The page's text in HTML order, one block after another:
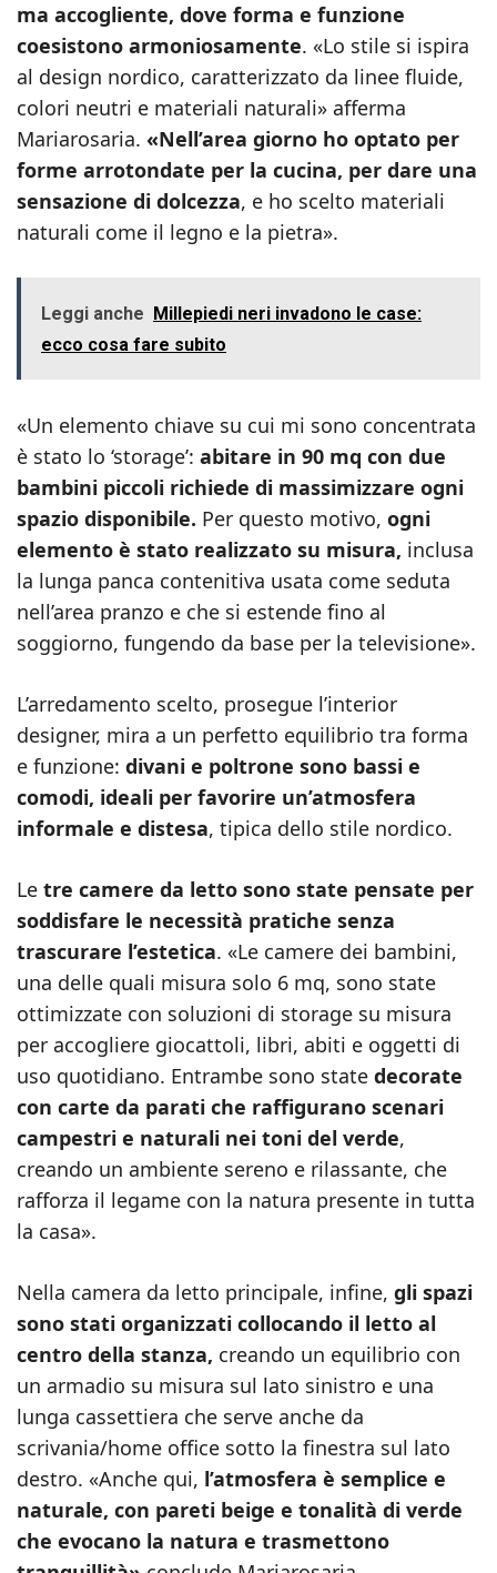
ma accogliente, dove forma e funzione
coesistono armoniosamente. «Lo stile si ispira
al design nordico, caratterizzato da linee fluide,
colori neutri e materiali naturali» afferma
Mariarosaria. «Nell’area giorno ho optato per
forme arrotondate per la cucina, per dare una
sensazione di dolcezza, e ho scelto materiali
naturali come il legno e la pietra».
Leggi anche Millepiedi neri invadono le case:
ecco cosa fare subito
«Un elemento chiave su cui mi sono concentrata
è stato lo ‘storage’: abitare in 90 mq con due
bambini piccoli richiede di massimizzare ogni
spazio disponibile. Per questo motivo, ogni
elemento è stato realizzato su misura, inclusa
la lunga panca contenitiva usata come seduta
nell’area pranzo e che si estende fino al
soggiorno, fungendo da base per la televisione».
L’arredamento scelto, prosegue l’interior
designer, mira a un perfetto equilibrio tra forma
e funzione: divani e poltrone sono bassi e
comodi, ideali per favorire un’atmosfera
informale e distesa, tipica dello stile nordico.
Le tre camere da letto sono state pensate per
soddisfare le necessità pratiche senza
trascurare l’estetica. «Le camere dei bambini,
una delle quali misura solo 6 mq, sono state
ottimizzate con soluzioni di storage su misura
per accogliere giocattoli, libri, abiti e oggetti di
uso quotidiano. Entrambe sono state decorate
con carte da parati che raffigurano scenari
campestri e naturali nei toni del verde,
creando un ambiente sereno e rilassante, che
rafforza il legame con la natura presente in tutta
la casa».
Nella camera da letto principale, infine, gli spazi
sono stati organizzati collocando il letto al
centro della stanza, creando un equilibrio con
un armadio su misura sul lato sinistro e una
lunga cassettiera che serve anche da
scrivania/home office sotto la finestra sul lato
destro. «Anche qui, l’atmosfera è semplice e
naturale, con pareti beige e tonalità di verde
che evocano la natura e trasmettono